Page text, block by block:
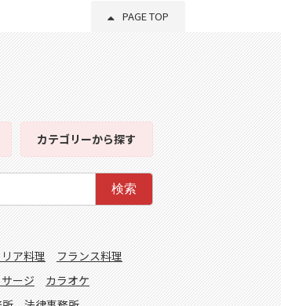
PAGE TOP
カテゴリーから探す
検索
ア料理
フランス料理
ージ
カラオケ